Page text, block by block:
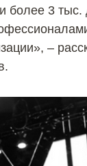
более 3
–